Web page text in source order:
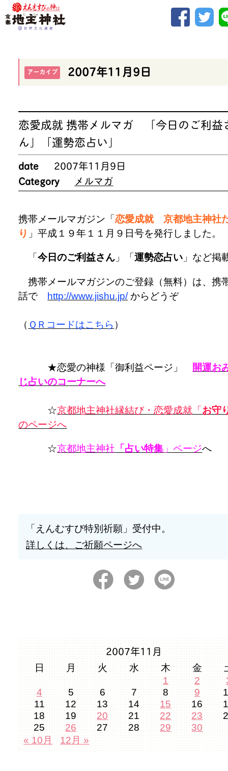
アーカイブ 2007年11月9日
恋愛成就 携帯メルマガ 「今日のご利益
ん」「運勢恋占い」
date
2007年11月9日
Category
メルマガ
携帯メールマガジン「恋愛成就 京都地主神社
り 」平成１９年１１月９日号を発行しました。
「今日のご利益さん 」「運勢恋占い 」など掲
携帯メールマガジンのご登録（無料）は、携
話で http://www.jishu.jp/からどうぞ
（ ＱＲコードはこちら ）
★恋愛の神様「御利益ページ」 開運お
じ占いのコーナーへ
☆京都地主神社縁結び・恋愛成就「お守
のページへ
☆京都地主神社 「占い特集 」ページへ
「えんむすび特別祈願」受付中。
詳しくは、ご祈願ページへ
2007年11月
日 月 火 水 木 金
1
2
4
5 6 7 8 9
11
12 13 14 15 16
18
19 20 21 22 23
25
26 27 28 29
30
« 10月
12月 »